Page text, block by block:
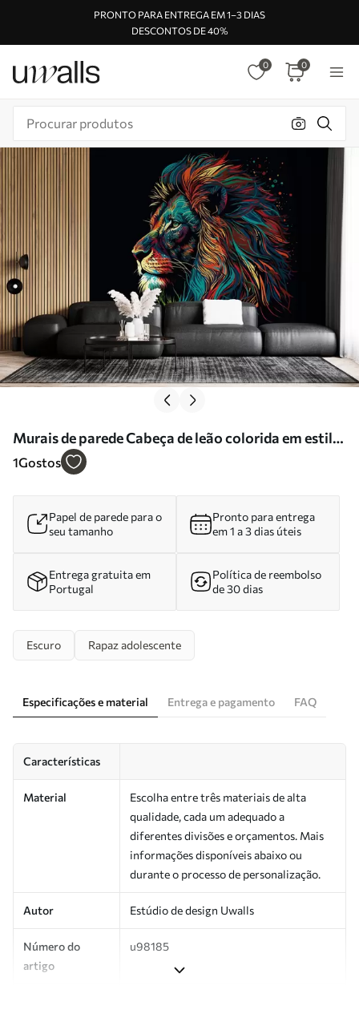
PRONTO PARA ENTREGA EM 1–3 DIAS
DESCONTOS DE 40%
0 0
Murais de parede Cabeça de leão colorida em estilo
pop art Nr. u98185
1Gostos
Papel de parede para o
seu tamanho
Pronto para entrega
em 1 a 3 dias úteis
Entrega gratuita em
Portugal
Política de reembolso
de 30 dias
Escuro Rapaz adolescente
Especificações e material Entrega e pagamento FAQ
Características
Material
Escolha entre três materiais de alta
qualidade, cada um adequado a
diferentes divisões e orçamentos. Mais
informações disponíveis abaixo ou
durante o processo de personalização.
Autor Estúdio de design Uwalls
Número do
artigo
u98185